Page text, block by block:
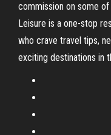
commission on some
Leisure is a one-stop
who crave travel tips,
exciting destinations in